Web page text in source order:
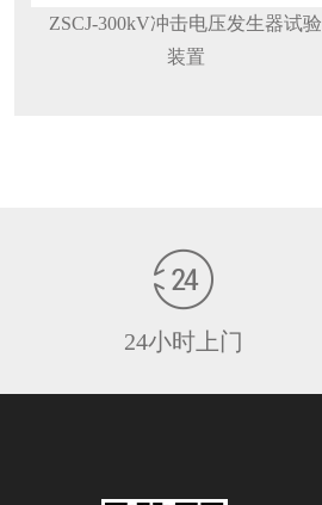
ZSCJ-300kV冲击电压发生器试验
装置
24小时上门